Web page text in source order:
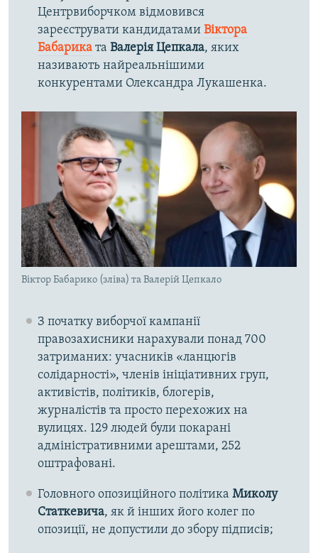
Центрвиборчком відмовився
зареєструвати кандидатами Віктора
Бабарика​та Валерія Цепкала, яких
називають найреальнішими
конкурентами Олександра Лукашенка.
Віктор Бабарико (зліва) та Валерій Цепкало
З початку виборчої кампанії
правозахисники нарахували понад 700
затриманих: учасників «ланцюгів
солідарності», членів ініціативних груп,
активістів, політиків, блогерів,
журналістів та просто перехожих на
вулицях. 129 людей були покарані
адміністративними арештами, 252
оштрафовані.
Головного опозиційного політика Миколу
Статкевича, як й інших його колег по
опозиції, не допустили до збору підписів;